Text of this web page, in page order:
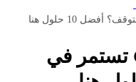
خدمات Google Play تستمر في